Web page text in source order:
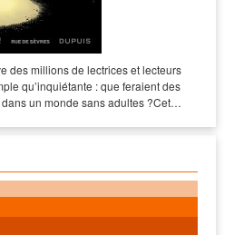
des millions de lectrices et lecteurs
qu’inquiétante : que feraient des
un monde sans adultes ?Cet…